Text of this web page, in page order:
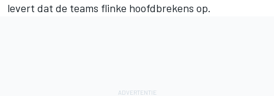
levert dat de teams flinke hoofdbrekens op.